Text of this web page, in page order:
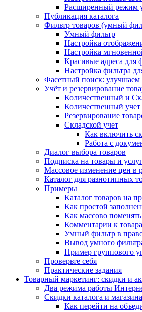
Расширенный режим
Публикация каталога
Фильтр товаров (умный
Умный фильтр
Настройка
Настройка
Красивые адреса для
Настройка фильтра
Фасетный поиск: улучшаем
Учёт и резервирование
Количественный и
Количественный учет
Резервирование
Складской учет
Как включить
Работа с
Диалог выбора товаров
Подписка на товары и
Массовое изменение цен в
Каталог для разнотипных
Примеры
Каталог товаров на
Как простой
Как массово
Комментарии к
Умный фильтр в
Вывод умного
Пример группового
Проверьте себя
Практические задания
Товарный маркетинг: скидки и
Два режима работы
Скидки каталога и
Как перейти на